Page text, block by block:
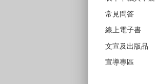
常見問答
線上電子書
文宣及出版品
宣導專區